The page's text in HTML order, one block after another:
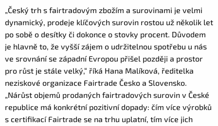
„Český trh s fairtradovým zbožím a surovinami je velmi
dynamický, prodeje klíčových surovin rostou už několik let
po sobě o desítky či dokonce o stovky procent. Důvodem
je hlavně to, že vyšší zájem o udržitelnou spotřebu u nás
ve srovnání se západní Evropou přišel později a prostor
pro růst je stále velký,“ říká Hana Malíková, ředitelka
neziskové organizace Fairtrade Česko a Slovensko.
„Nárůst objemů prodaných fairtradových surovin v České
republice má konkrétní pozitivní dopady: čím více výrobků
s certifikací Fairtrade se na trhu uplatní, tím více jich